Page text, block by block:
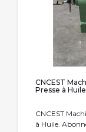
CNCEST
Presse à Huile
CNCEST
à Huile.